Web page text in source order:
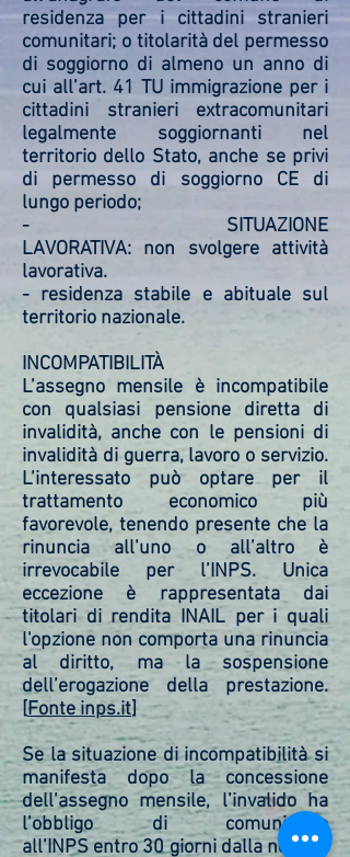
residenza per i cittadini stranieri
comunitari; o titolarità del permesso
di soggiorno di almeno un anno di
cui all’art. 41 TU immigrazione per i
cittadini stranieri extracomunitari
legalmente soggiornanti nel
territorio dello Stato, anche se privi
di permesso di soggiorno CE di
lungo periodo;
- SITUAZIONE
LAVORATIVA: non svolgere attività
lavorativa.
- residenza stabile e abituale sul
territorio nazionale.
INCOMPATIBILITÀ
L’assegno mensile è incompatibile
con qualsiasi pensione diretta di
invalidità, anche con le pensioni di
invalidità di guerra, lavoro o servizio.
L’interessato può optare per il
trattamento economico più
favorevole, tenendo presente che la
rinuncia all’uno o all’altro è
irrevocabile per l’INPS. Unica
eccezione è rappresentata dai
titolari di rendita INAIL per i quali
l'opzione non comporta una rinuncia
al diritto, ma la sospensione
dell’erogazione della prestazione.
[Fonte inps.it]
Se la situazione di incompatibilità si
manifesta dopo la concessione
dell’assegno mensile, l’invalido ha
l’obbligo di comunicarlo
all’INPS entro 30 giorni dalla notifica